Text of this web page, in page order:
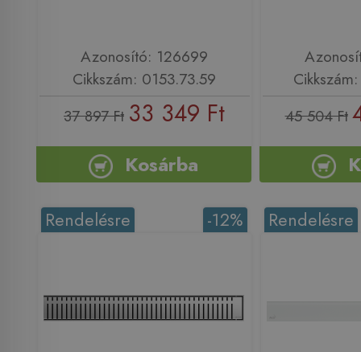
Azonosító: 126699
Cikkszám: 0153.73.59
37 897 Ft 33 349 Ft
Kosárba
45 504 Ft
-12%
Rendelésre Rendelésre